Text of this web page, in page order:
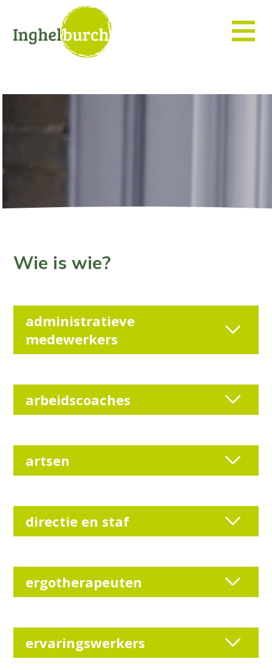
Wie is wie?
administratieve
medewerkers
arbeidscoaches
artsen
directie en staf
ergotherapeuten
ervaringswerkers